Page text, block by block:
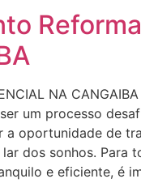
NA
um processo
a oportunidade de
dos sonhos. Para
e eficiente, é